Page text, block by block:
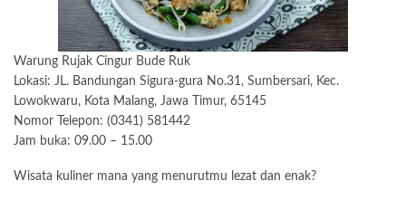
Warung Rujak Cingur Bude Ruk
Lokasi: JL. Bandungan Sigura-gura No.31, Sumbersari, Kec.
Lowokwaru, Kota Malang, Jawa Timur, 65145
Nomor Telepon: (0341) 581442
Jam buka: 09.00 – 15.00
Wisata kuliner mana yang menurutmu lezat dan enak?